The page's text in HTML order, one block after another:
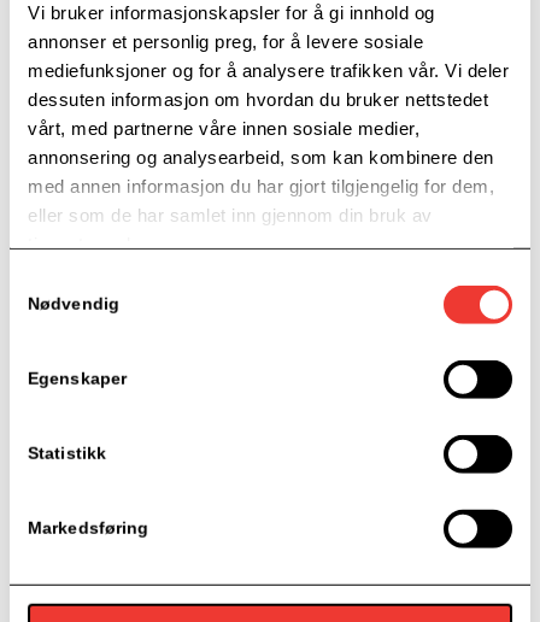
Vi bruker informasjonskapsler for å gi innhold og
annonser et personlig preg, for å levere sosiale
mediefunksjoner og for å analysere trafikken vår. Vi deler
dessuten informasjon om hvordan du bruker nettstedet
vårt, med partnerne våre innen sosiale medier,
annonsering og analysearbeid, som kan kombinere den
med annen informasjon du har gjort tilgjengelig for dem,
eller som de har samlet inn gjennom din bruk av
Nødvendig
Egenskaper
Statistikk
Markedsføring
erfaring og høy presisjon i arbeidet med å identifisere
kandidater som skaper varig verdi. Selskapet har også Dan
Sharoni som investor og styreleder, og sammen har de
etablert et miljø med høy faglig integritet og et tydelig
relasjonsfokus, med mål om å være en langsiktig partner
for selskaper som ønsker å styrke sitt lederskap og sin
organisasjon.